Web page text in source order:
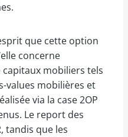
que cette option
concerne
capitaux mobiliers tels
values mobilières et
via la case 2OP
Le report des
tandis que les